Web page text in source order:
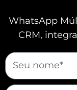
exemplo,
automáticas
WhatsApp
CRM,
mauticform[nome]